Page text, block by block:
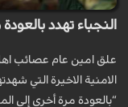
النجباء تهدد
علق امين عام عصائب
الامنية الاخيرة التي
“بالعودة مرة أخرى إلى